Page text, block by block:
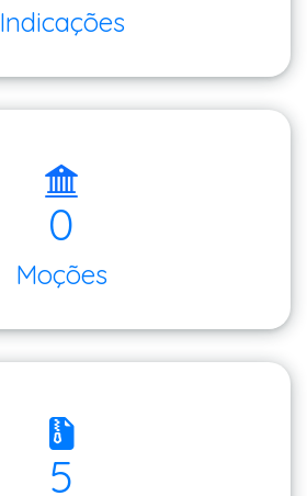
Indicações
0
Moções
5